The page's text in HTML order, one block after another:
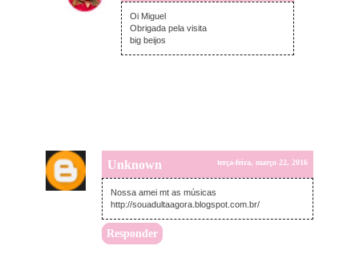
domingo, abril 03, 2016
Oi Miguel
Obrigada pela visita
big beijos
Unknown terça-feira, março 22, 2016
Nossa amei mt as músicas
http://souadultaagora.blogspot.com.br/
Responder